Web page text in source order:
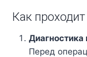
Как
Диагностика
Перед